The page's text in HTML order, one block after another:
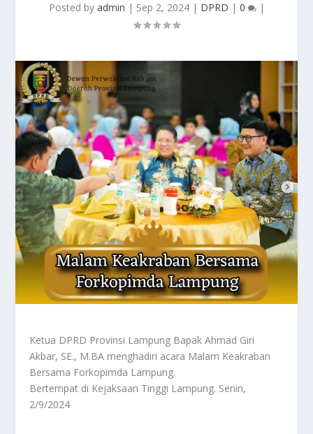
Posted by admin | Sep 2, 2024| DPRD | 0 |
Ketua DPRD Provinsi Lampung Bapak Ahmad Giri
Akbar, SE., M.BA menghadiri acara Malam Keakraban
Bersama Forkopimda Lampung.
Bertempat di Kejaksaan Tinggi Lampung. Senin,
2/9/2024